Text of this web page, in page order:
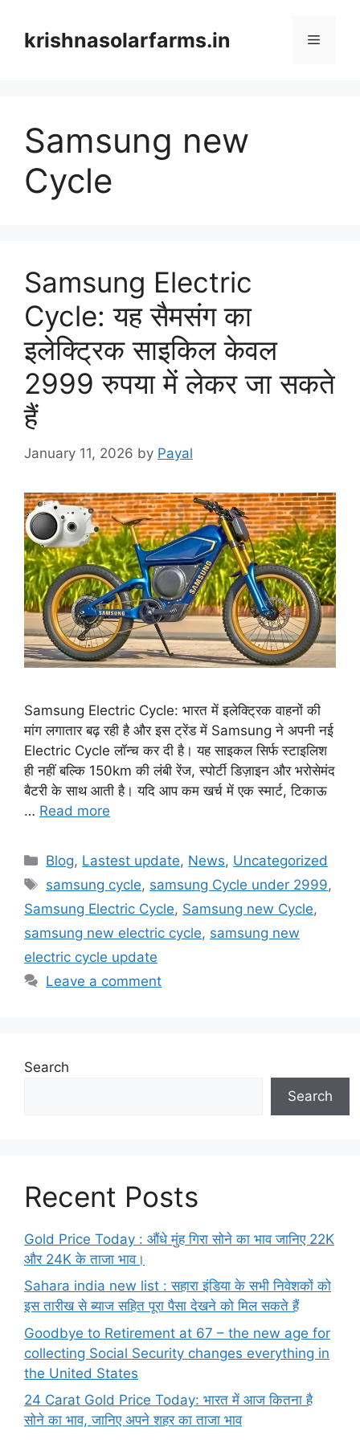
contentkrishnasolarfarms.in Menu
Samsung new
Cycle
Samsung Electric
Cycle: यह सैमसंग का
इलेक्ट्रिक साइकिल केवल
2999 रुपया में लेकर जा सकते
हैं
January 11, 2026 by Payal
Samsung Electric Cycle: भारत में इलेक्ट्रिक वाहनों की
मांग लगातार बढ़ रही है और इस ट्रेंड में Samsung ने अपनी नई
Electric Cycle लॉन्च कर दी है। यह साइकल सिर्फ स्टाइलिश
ही नहीं बल्कि 150km की लंबी रेंज, स्पोर्टी डिज़ाइन और भरोसेमंद
बैटरी के साथ आती है। यदि आप कम खर्च में एक स्मार्ट, टिकाऊ
… Read more
Categories
Blog, Lastest update, News, Uncategorized
Tags
samsung cycle, samsung Cycle under 2999,
Samsung Electric Cycle, Samsung new Cycle,
samsung new electric cycle, samsung new
electric cycle update
Leave a comment
Search
Search
Recent Posts
Gold Price Today : औंधे मुंह गिरा सोने का भाव जानिए 22K
और 24K के ताजा भाव।
Sahara india new list : सहारा इंडिया के सभी निवेशकों को
इस तारीख से ब्याज सहित पूरा पैसा देखने को मिल सकते हैं
Goodbye to Retirement at 67 – the new age for
collecting Social Security changes everything in
the United States
24 Carat Gold Price Today: भारत में आज कितना है
सोने का भाव, जानिए अपने शहर का ताजा भाव